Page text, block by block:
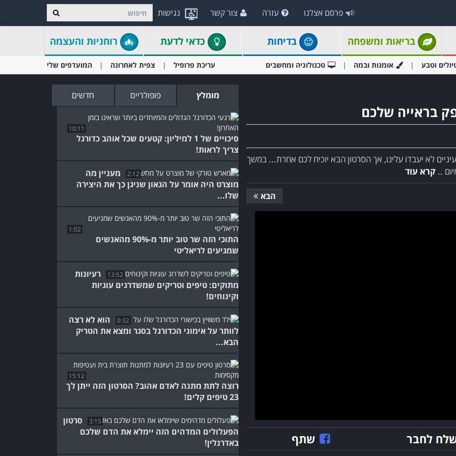
נגישות פרסם אצלנו עזרה צור קשר
בריאות ומשפחה בדיחות כדאי לדעת רוחניות והעצמה
וטבע אומנות ובמה טכנולוגיה ומחשבים עריכת פרופיל צפית לאחרונה המועדפים שלי
בראייה שלכם
לא יעבדו עלינו, אך הסרטון הבא יוכיח לכם אחרת... במשך
.. קרא עוד
הבא
לחבר שתף
מומלץ פופולריים חדשים
10:11
סיכויים של 1 למיליון: קטעים שכל אוהב כדורגל
צריך לראות!
2:12
מעניין מה
מוצרט היה אומר על הגאון שניגן כך את היצירה
שלו...
1:02
התוכי הזה שר טוב יותר מ-90% מהאנשים
שמגיעים לריאליטי
13:52
רעיונות
מתוקים: טיפים וטריקים שמשדרגים עוגיות
וקינוחים!
0:32
הוא לא רצה
לוותר על אימוני הכדורגל בסגר ומצא את הטריק
הבא...
15:12
רוצה לתת מתנה לאדם אהוב? הסרטון הזה ייתן לך
23 טיפים קלים!
3:15
סרטון
הפעלולים המדהים הזה יימלא את הדם שלכם
באדרנלין!